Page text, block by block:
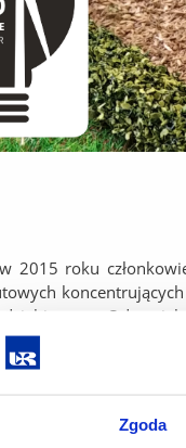
Zgoda
2015 roku
z
na rzecz
oraz
Koła
rozwiązania
dobrostanu